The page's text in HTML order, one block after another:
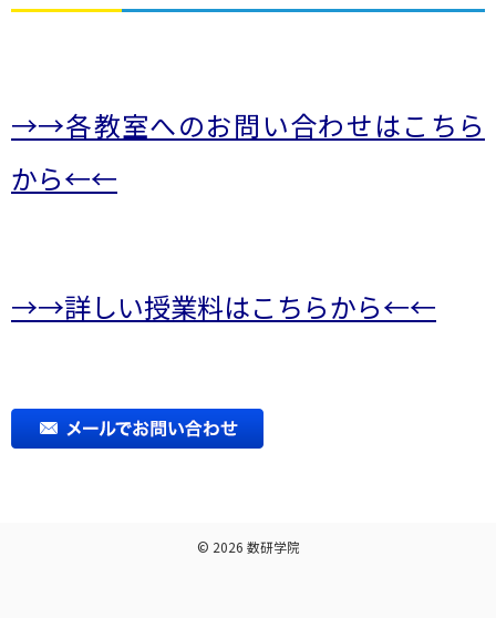
→→各教室へのお問い合わせはこちら
から←←
→→詳しい授業料はこちらから←←
© 2026 数研学院